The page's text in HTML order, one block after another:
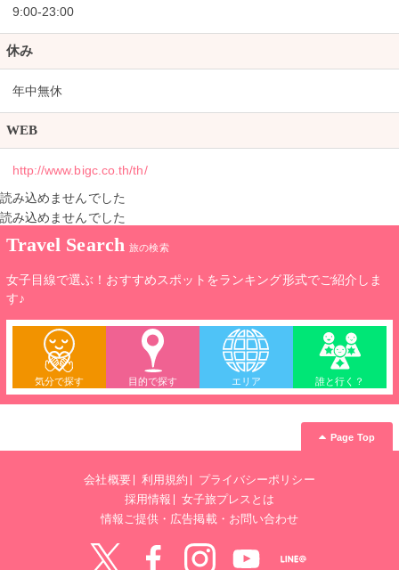
9:00-23:00
休み
年中無休
WEB
http://www.bigc.co.th/th/
読み込めませんでした
読み込めませんでした
Travel Search 旅の検索
女子目線で選ぶ！おすすめスポットをランキング形式でご紹介しま
す♪
気分で探す 目的で探す エリア 誰と行く？
Page Top
会社概要 利用規約
プライバシーポリシー
採用情報
女子旅プレスとは
情報ご提供・広告掲載・お問い合わせ